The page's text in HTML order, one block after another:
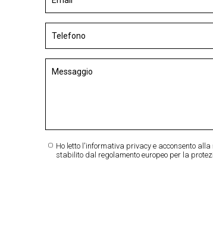
Ho letto l'informativa privacy e acconsento
stabilito dal regolamento europeo per la